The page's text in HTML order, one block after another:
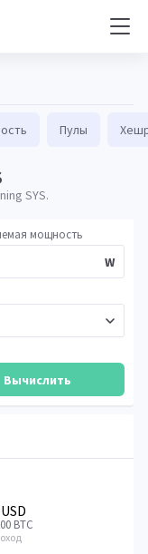
Пулы
SYS.
мощность
W
BTC